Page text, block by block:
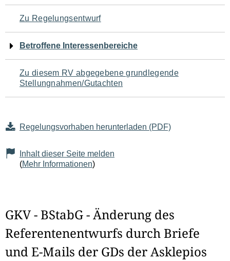
den
Seiteninhalt
Zu Regelungsentwurf
Betroffene Interessenbereiche
Zu diesem RV abgegebene grundlegende
Stellungnahmen/Gutachten
Regelungsvorhaben herunterladen (PDF)
Inhalt dieser Seite melden
(Mehr Informationen)
GKV - BStabG - Änderung des
Referentenentwurfs durch Briefe
und E-Mails der GDs der Asklepios